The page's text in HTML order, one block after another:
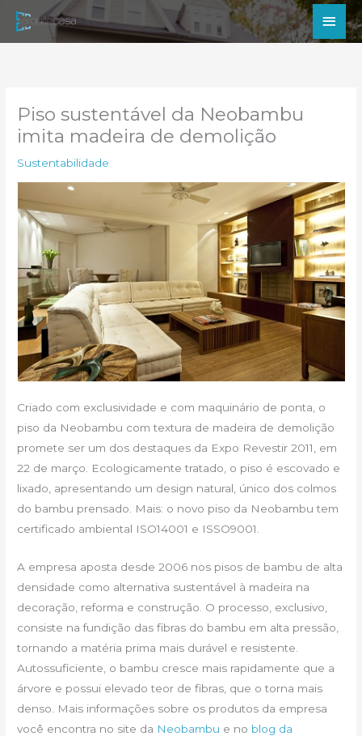
para
Piso sustentável da Neobambu
imita madeira de demolição
Sustentabilidade
Criado com exclusividade e com maquinário de ponta, o
piso da Neobambu com textura de madeira de demolição
promete ser um dos destaques da Expo Revestir 2011, em
22 de março. Ecologicamente tratado, o piso é escovado e
lixado, apresentando um design natural, único dos colmos
do bambu prensado. Mais: o novo piso da Neobambu tem
certificado ambiental ISO14001 e ISSO9001.
A empresa aposta desde 2006 nos pisos de bambu de alta
densidade como alternativa sustentável à madeira na
decoração, reforma e construção. O processo, exclusivo,
consiste na fundição das fibras do bambu em alta pressão,
tornando a matéria prima mais durável e resistente.
Autossuficiente, o bambu cresce mais rapidamente que a
árvore e possui elevado teor de fibras, que o torna mais
denso. Mais informações sobre os produtos da empresa
você encontra no site da Neobambu e no blog da